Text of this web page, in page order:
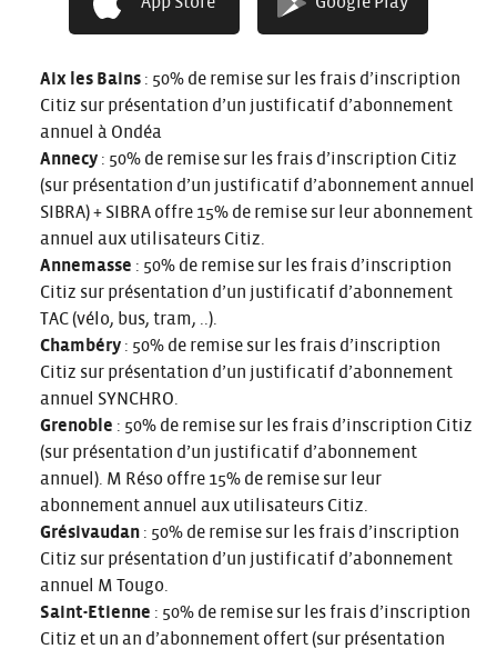
Tram/Bus + Autopartage
Aix les Bains : 50% de remise sur les frais d’inscription
Citiz sur présentation d’un justificatif d’abonnement
annuel à Ondéa
Annecy : 50% de remise sur les frais d’inscription Citiz
(sur présentation d’un justificatif d’abonnement annuel
SIBRA) + SIBRA offre 15% de remise sur leur abonnement
annuel aux utilisateurs Citiz.
Annemasse : 50% de remise sur les frais d’inscription
Citiz sur présentation d’un justificatif d’abonnement
TAC (vélo, bus, tram, ..).
Chambéry : 50% de remise sur les frais d’inscription
Citiz sur présentation d’un justificatif d’abonnement
annuel SYNCHRO.
Grenoble : 50% de remise sur les frais d’inscription Citiz
(sur présentation d’un justificatif d’abonnement
annuel). M Réso offre 15% de remise sur leur
abonnement annuel aux utilisateurs Citiz.
Grésivaudan : 50% de remise sur les frais d’inscription
Citiz sur présentation d’un justificatif d’abonnement
annuel M Tougo.
Saint-Etienne : 50% de remise sur les frais d’inscription
Citiz et un an d’abonnement offert (sur présentation